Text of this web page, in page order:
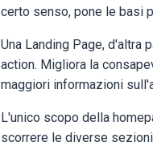
certo senso, pone le basi
Una Landing Page, d'altra
action. Migliora la
maggiori informazioni
L'unico scopo della
scorrere le diverse